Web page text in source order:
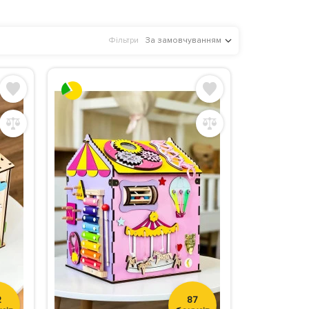
Фільтри За замовчуванням
87